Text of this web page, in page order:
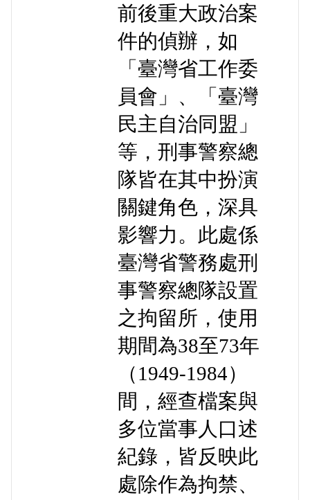
前後重大政治案
件的偵辦，如
「臺灣省工作委
員會」、「臺灣
民主自治同盟」
等，刑事警察總
隊皆在其中扮演
關鍵角色，深具
影響力。此處係
臺灣省警務處刑
事警察總隊設置
之拘留所，使用
期間為38至73年
（1949-1984）
間，經查檔案與
多位當事人口述
紀錄，皆反映此
處除作為拘禁、